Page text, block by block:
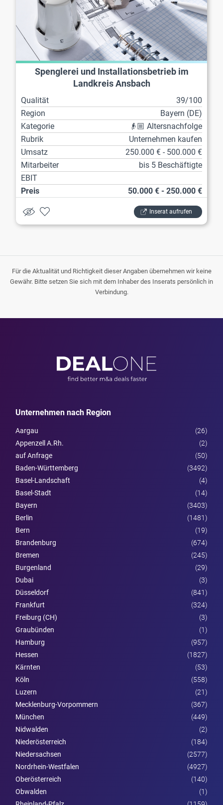
Spenglerei und Installationsbetrieb im
Landkreis Ansbach
Qualität
39/100
Region
Bayern (DE)
Kategorie
👴🏼 Altersnachfolge
Rubrik
Unternehmen kaufen
Umsatz
250.000 € - 500.000 €
Mitarbeiter
bis 5 Beschäftigte
EBIT
Preis
50.000 € - 250.000 €
Inserat aufrufen
Für die Aktualität und Richtigkeit dieser Angaben übernehmen wir keine
Gewähr. Bitte setzen Sie sich mit dem Inhaber des Inserats persönlich in
Verbindung.
Unternehmen nach Region
Aargau
(26)
Appenzell A.Rh.
(2)
auf Anfrage
(50)
Baden-Württemberg
(3492)
Basel-Landschaft
(4)
Basel-Stadt
(14)
Bayern
(3403)
Berlin
(1481)
Bern
(19)
Brandenburg
(674)
Bremen
(245)
Burgen­land
(29)
Dubai
(3)
Düsseldorf
(841)
Frankfurt
(324)
Freiburg (CH)
(3)
Graubünden
(1)
Hamburg
(957)
Hessen
(1827)
Kärnten
(53)
Köln
(558)
Luzern
(21)
Mecklenburg-Vorpommern
(367)
München
(449)
Nidwalden
(2)
Nieder­österreich
(184)
Niedersachsen
(2577)
Nordrhein-Westfalen
(4927)
Ober­österreich
(140)
Obwalden
(1)